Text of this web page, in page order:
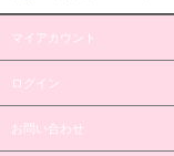
マイアカウント
ログイン
お問い合わせ